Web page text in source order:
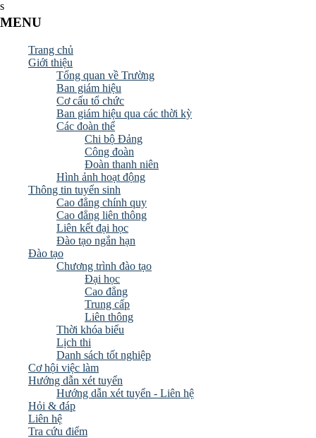
s
MENU
Trang chủ
Giới thiệu
Tổng quan về Trường
Ban giám hiệu
Cơ cấu tổ chức
Ban giám hiệu qua các thời kỳ
Các đoàn thể
Chi bộ Đảng
Công đoàn
Đoàn thanh niên
Hình ảnh hoạt động
Thông tin tuyển sinh
Cao đẳng chính quy
Cao đẳng liên thông
Liên kết đại học
Đào tạo ngắn hạn
Đào tạo
Chương trình đào tạo
Đại học
Cao đẳng
Trung cấp
Liên thông
Thời khóa biểu
Lịch thi
Danh sách tốt nghiệp
Cơ hội việc làm
Hướng dẫn xét tuyển
Hướng dẫn xét tuyển - Liên hệ
Hỏi & đáp
Liên hệ
Tra cứu điểm